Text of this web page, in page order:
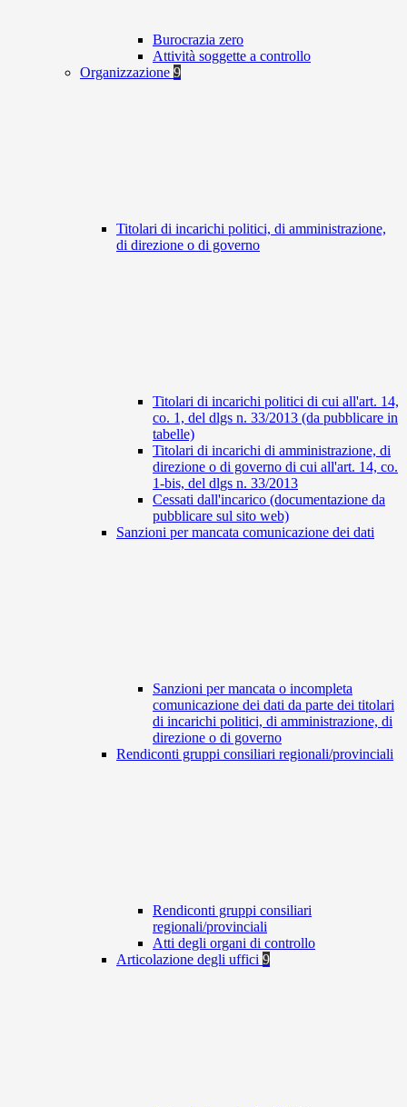
Burocrazia zero
Attività soggette a controllo
Organizzazione 9
Titolari di incarichi politici, di amministrazione,
di direzione o di governo
Titolari di incarichi politici di cui all'art. 14,
co. 1, del dlgs n. 33/2013 (da pubblicare in
tabelle)
Titolari di incarichi di amministrazione, di
direzione o di governo di cui all'art. 14, co.
1-bis, del dlgs n. 33/2013
Cessati dall'incarico (documentazione da
pubblicare sul sito web)
Sanzioni per mancata comunicazione dei dati
Sanzioni per mancata o incompleta
comunicazione dei dati da parte dei titolari
di incarichi politici, di amministrazione, di
direzione o di governo
Rendiconti gruppi consiliari regionali/provinciali
Rendiconti gruppi consiliari
regionali/provinciali
Atti degli organi di controllo
Articolazione degli uffici 9